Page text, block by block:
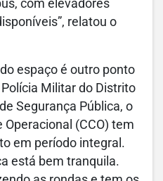
com elevadores
relatou o
espaço é outro ponto
Militar do Distrito
Segurança Pública, o
(CCO) tem
em período integral.
está bem tranquila.